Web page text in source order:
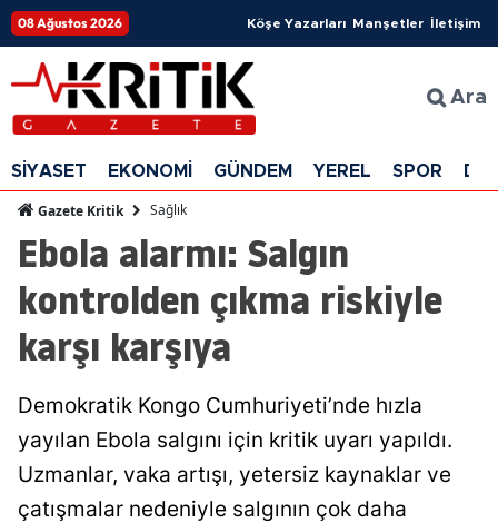
08 Ağustos 2026 Köşe Yazarları Manşetler İletişim
Ara
SİYASET EKONOMİ GÜNDEM YEREL SPOR
Gazete Kritik Sağlık
Ebola alarmı: Salgın
kontrolden çıkma riskiyle
karşı karşıya
Demokratik Kongo Cumhuriyeti’nde hızla
yayılan Ebola salgını için kritik uyarı yapıldı.
Uzmanlar, vaka artışı, yetersiz kaynaklar ve
çatışmalar nedeniyle salgının çok daha